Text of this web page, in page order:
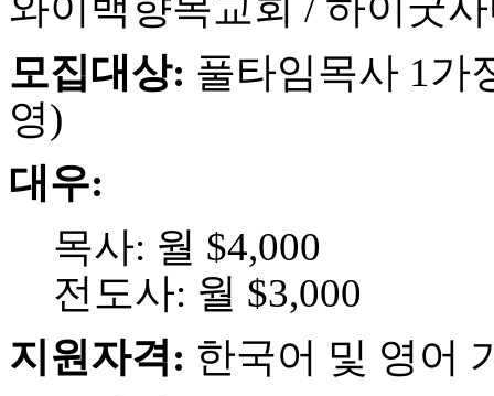
장
마
러
브
약
주
아
탑-
모집대상: 풀타임목사 1가
영)
대우:
목사: 월 $4,000
전도사: 월 $3,000
지원자격: 한국어 및 영어